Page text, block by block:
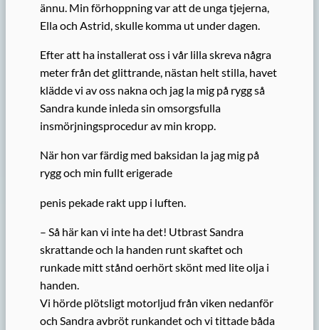
ännu. Min förhoppning var att de unga tjejerna,
Ella och Astrid, skulle komma ut under dagen.
Efter att ha installerat oss i vår lilla skreva några
meter från det glittrande, nästan helt stilla, havet
klädde vi av oss nakna och jag la mig på rygg så
Sandra kunde inleda sin omsorgsfulla
insmörjningsprocedur av min kropp.
När hon var färdig med baksidan la jag mig på
rygg och min fullt erigerade
penis pekade rakt upp i luften.
– Så här kan vi inte ha det! Utbrast Sandra
skrattande och la handen runt skaftet och
runkade mitt stånd oerhört skönt med lite olja i
handen.
Vi hörde plötsligt motorljud från viken nedanför
och Sandra avbröt runkandet och vi tittade båda